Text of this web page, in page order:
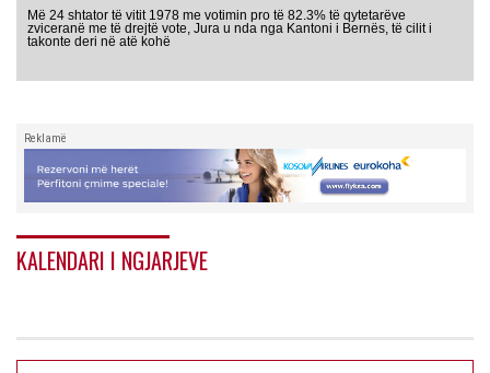
Më 24 shtator të vitit 1978 me votimin pro të 82.3% të qytetarëve
zviceranë me të drejtë vote, Jura u nda nga Kantoni i Bernës, të cilit i
takonte deri në atë kohë
Reklamë
KALENDARI I NGJARJEVE